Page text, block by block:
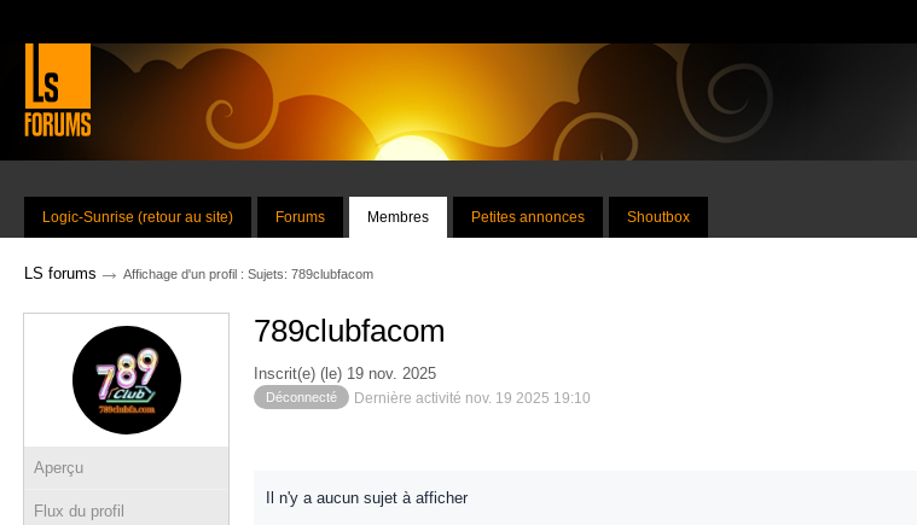
Logic-Sunrise (retour au site) Forums Membres Petites annonces Shoutbox
LS forums → Affichage d'un profil : Sujets: 789clubfacom
Aperçu
Flux du profil
789clubfacom
Inscrit(e) (le) 19 nov. 2025
Déconnecté Dernière activité nov. 19 2025 19:10
Il n'y a aucun sujet à afficher